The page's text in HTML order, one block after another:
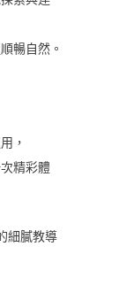
暢自然。
，
精彩體
細膩教導